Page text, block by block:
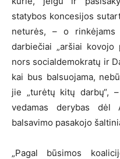
statybos koncesijos
neturės, – o
darbiečiai „aršiai
nors socialdemokratų ir
kai bus balsuojama,
jie „turėtų kitų darbų“,
vedamas derybas dėl
balsavimo pasakojo
„Pagal būsimos